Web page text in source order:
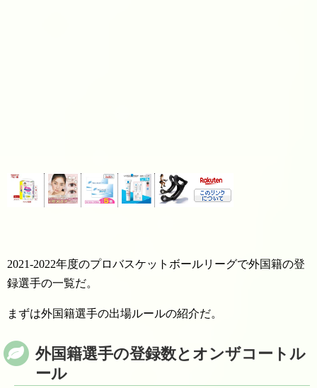
2021-2022年度のプロバスケットボールリーグで外国籍の登
録選手の一覧だ。
まずは外国籍選手の出場ルールの紹介だ。
外国籍選手の登録数とオンザコートル
ール